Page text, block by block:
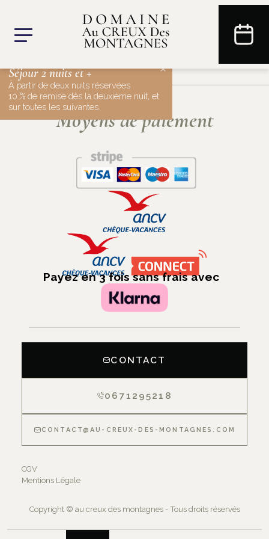
Moyens de paiement
Payez en 3 fois sans frais avec
CONTACT
0671295218
CONTACT@AU-CREUX-DES-MONTAGNES.COM
CGV
Mentions Légale
Copyright © au creux des montagnes - Tous droits réservés
×
Séjour 2 nuits et +
À partir de deux nuits réservées
10 % de remise dès la deuxième nuit, et
sur toutes les suivantes.